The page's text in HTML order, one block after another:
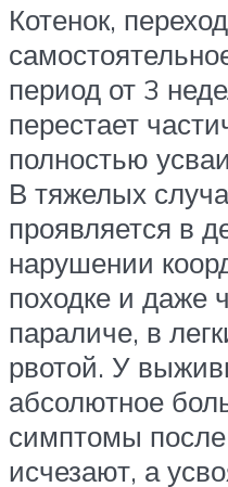
Котенок,
период от 3
перестает
полностью
В тяжелых
проявляется в
нарушении
походке и даже
параличе, в
рвотой. У
абсолютное
симптомы
исчезают, а